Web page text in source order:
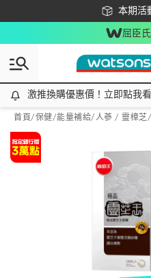
本期活
下載
屈臣
激推換購優惠價！立即點我看
激推換購優惠價！立即點我看
首頁/保健/能量補給/人蔘 / 靈樟芝/